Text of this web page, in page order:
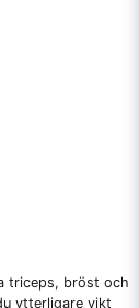
triceps, bröst och
ytterligare vikt